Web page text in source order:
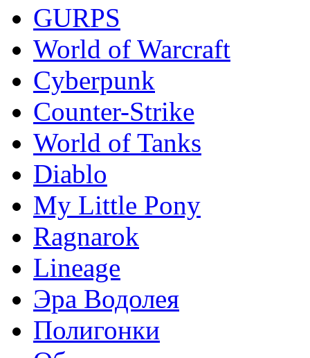
GURPS
World of Warcraft
Сyberpunk
Counter-Strike
World of Tanks
Diablo
My Little Pony
Ragnarok
Lineage
Эра Водолея
Полигонки